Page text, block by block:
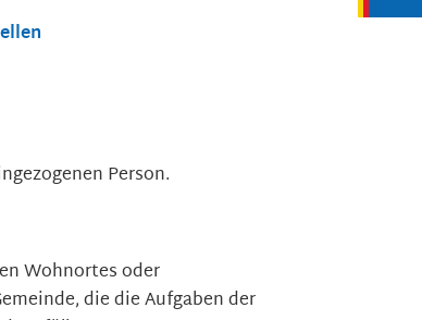
Person.
Wohnortes oder
die die Aufgaben der